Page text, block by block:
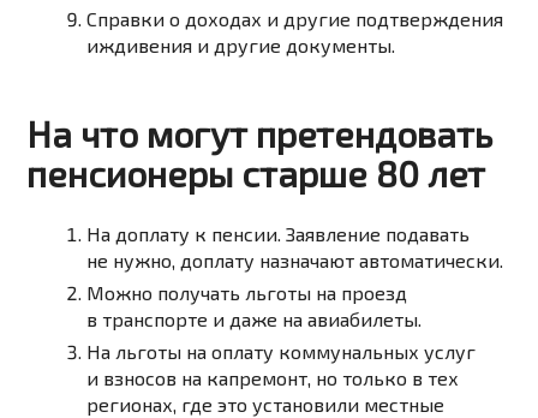
Справки о доходах и другие подтверждения
иждивения и другие документы.
На что могут претендовать
пенсионеры старше 80 лет
На доплату к пенсии. Заявление подавать
не нужно, доплату назначают автоматически.
Можно получать льготы на проезд
в транспорте и даже на авиабилеты.
На льготы на оплату коммунальных услуг
и взносов на капремонт, но только в тех
регионах, где это установили местные